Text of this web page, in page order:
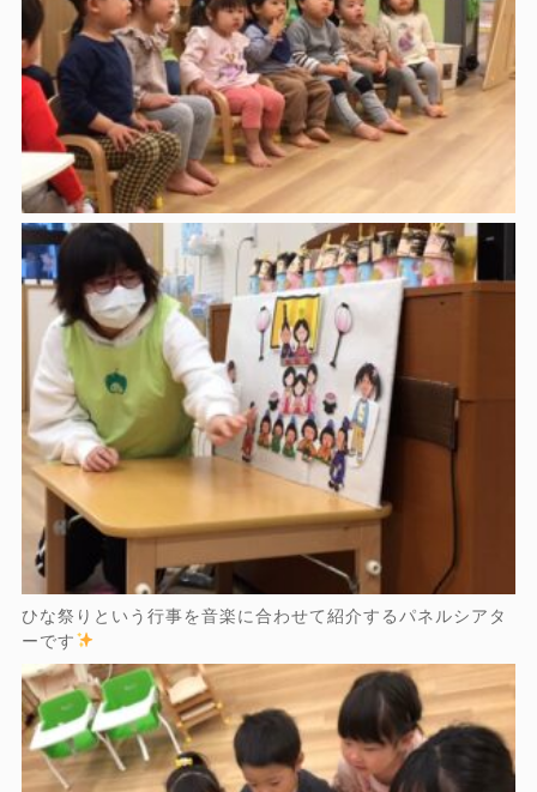
ひな祭りという行事を音楽に合わせて紹介するパネルシアタ
ーです